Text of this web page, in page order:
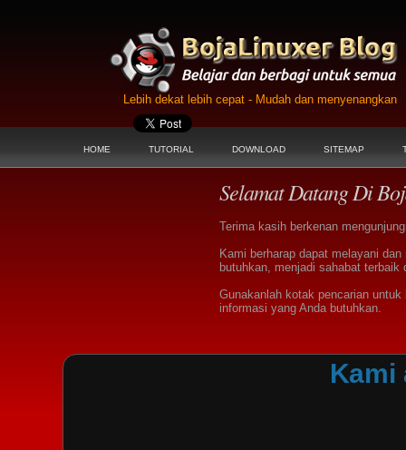
Lebih dekat lebih cepat - Mudah dan menyenangkan
HOME TUTORIAL DOWNLOAD SITEMAP
Selamat Datang Di
Terima kasih berkenan
Kami berharap dapat melayani
butuhkan, menjadi sahabat
Gunakanlah kotak pencarian
informasi yang Anda butuhkan.
Kami